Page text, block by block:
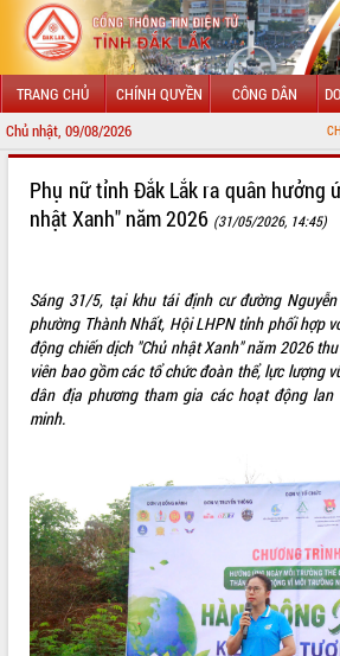
TRANG CHỦ CHÍNH QUYỀN CÔNG DÂN
Chủ nhật, 09/08/2026 CHÀO MỪNG
LÃNH ĐẠO UBND TỈNH
SỞ, BAN, NGÀNH
UBND CÁC XÃ, PHƯỜNG
THÔNG TIN CHỈ ĐẠO ĐIỀU HÀNH
VĂN BẢN HĐND TỈNH
ĐIỂM TIN VĂN BẢN
QUY HOẠCH - KẾ HOẠCH
Phụ nữ tỉnh Đắk Lắk ra quân hưởng
nhật Xanh" năm 2026 (31/05/2026, 14:45)
Sáng 31/5, tại khu tái định cư đường
phường Thành Nhất, Hội LHPN tỉnh phối hợp
động chiến dịch "Chủ nhật Xanh" năm 2026
viên bao gồm các tổ chức đoàn thể, lực lượng
dân địa phương tham gia các hoạt động
minh.